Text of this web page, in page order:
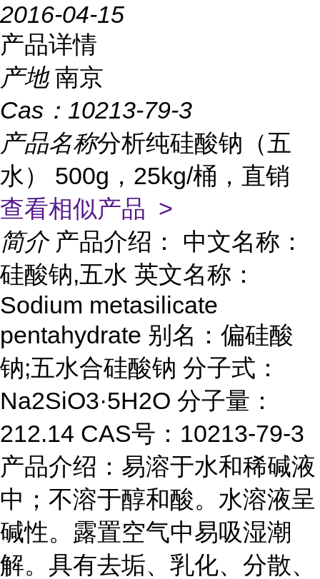
2016-04-15
产品详情
产地 南京
Cas： 10213-79-3
产品名称分析纯硅酸钠（五
水） 500g，25kg/桶，直销
查看相似产品 >
简介 产品介绍： 中文名称：
硅酸钠,五水 英文名称：
Sodium metasilicate
pentahydrate 别名：偏硅酸
钠;五水合硅酸钠 分子式：
Na2SiO3·5H2O 分子量：
212.14 CAS号：10213-79-3
产品介绍：易溶于水和稀碱液
中；不溶于醇和酸。水溶液呈
碱性。露置空气中易吸湿潮
解。具有去垢、乳化、分散、